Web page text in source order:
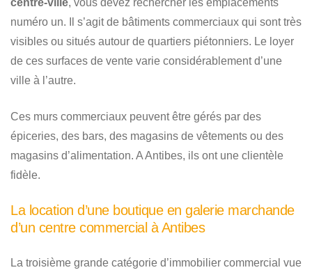
centre-ville, vous devez rechercher les emplacements
numéro un. Il s’agit de bâtiments commerciaux qui sont très
visibles ou situés autour de quartiers piétonniers. Le loyer
de ces surfaces de vente varie considérablement d’une
ville à l’autre.
Ces murs commerciaux peuvent être gérés par des
épiceries, des bars, des magasins de vêtements ou des
magasins d’alimentation. A Antibes, ils ont une clientèle
fidèle.
La location d’une boutique en galerie marchande
d’un centre commercial à Antibes
La troisième grande catégorie d’immobilier commercial vue